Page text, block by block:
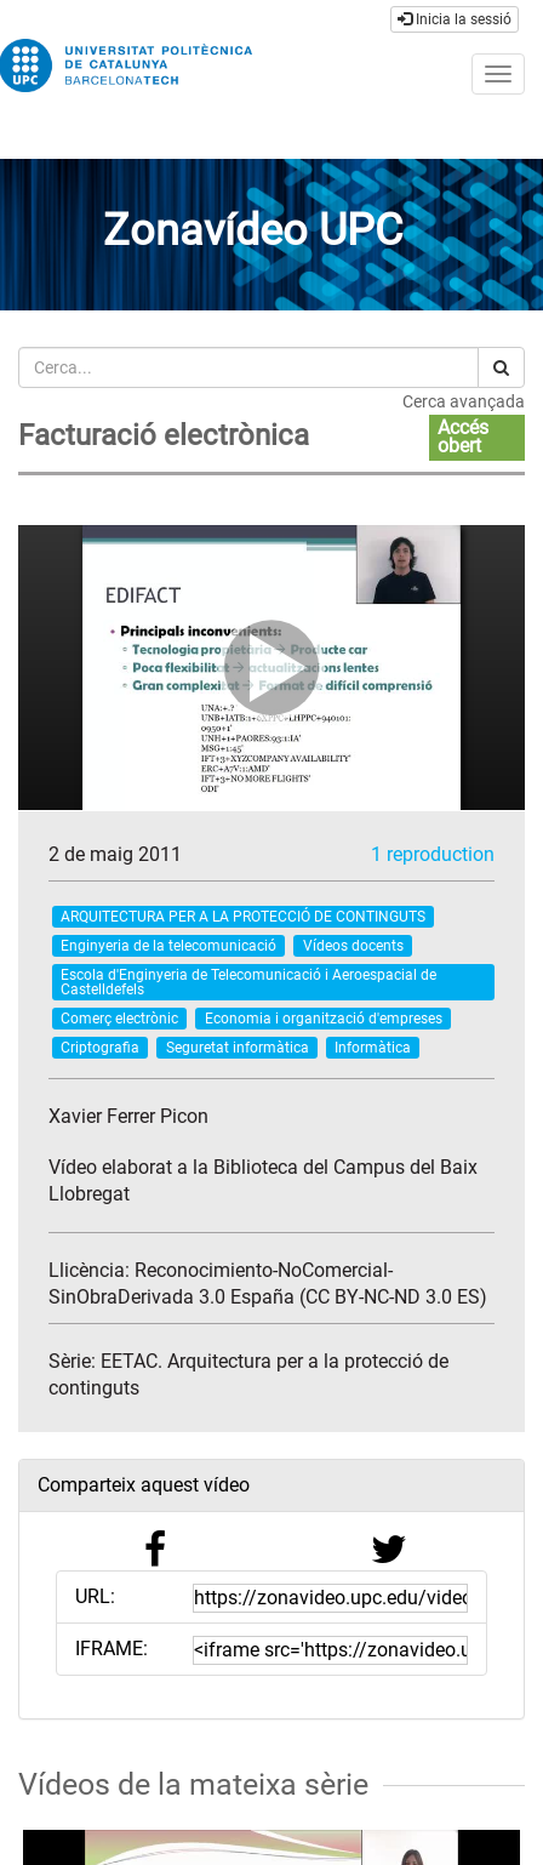
Inicia la sessió
Zonavídeo UPC
Cerca
Cerca avançada
Facturació electrònica
Accés
obert
2 de maig 2011 1 reproduction
ARQUITECTURA PER A LA PROTECCIÓ DE CONTINGUTS
Enginyeria de la telecomunicació
Vídeos docents
Escola d'Enginyeria de Telecomunicació i Aeroespacial de
Castelldefels
Comerç electrònic
Economia i organització d'empreses
Criptografia
Seguretat informàtica Informàtica
Xavier Ferrer Picon
Vídeo elaborat a la Biblioteca del Campus del Baix
Llobregat
Llicència: Reconocimiento-NoComercial-
SinObraDerivada 3.0 España (CC BY-NC-ND 3.0 ES)
Sèrie: EETAC. Arquitectura per a la protecció de
continguts
Comparteix aquest vídeo
URL:
IFRAME:
Vídeos de la mateixa sèrie